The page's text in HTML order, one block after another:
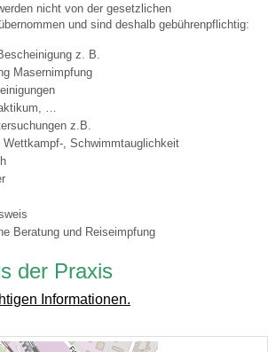
nicht von der gesetzlichen
und sind deshalb gebührenpflichtig:
z. B.
Masernimpfung
…
z.B.
Wettkampf-, Schwimmtauglichkeit
Beratung und Reiseimpfung
der Praxis
Informationen.